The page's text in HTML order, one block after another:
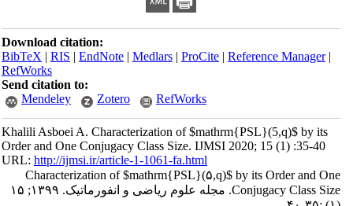
Download citation:
BibTeX|RIS|EndNote|Medlars|ProCite|Reference Manager
RefWorks
Send citation to:
Mendeley
Zotero RefWorks
Khalili Asboei A. Characterization of $mathrm{PSL}(5,q)$ by its
Order and One Conjugacy Class Size. IJMSI 2020; 15 (1) :35-40
URL:http://ijmsi.ir/article-1-1061-fa.html
Characterization of $mathrm{PSL}(۵,q)$ by its Order and One
Conjugacy Class Size. مجله علوم ریاضی و انفورماتیک. ۱۳۹۹; ۱۵